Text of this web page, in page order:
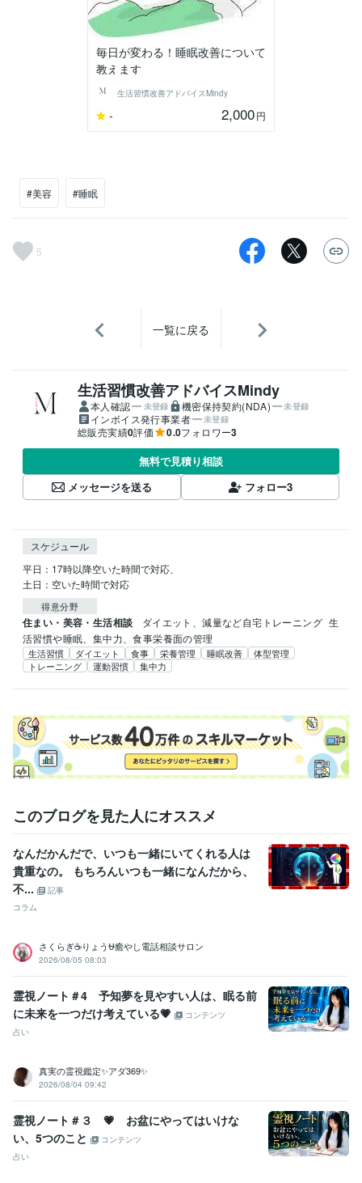
毎日が変わる！睡眠改善について
教えます
生活習慣改善アドバイスMindy
- 2,000円
#美容 #睡眠
5
一覧に戻る
生活習慣改善アドバイスMindy
本人確認 未登録 機密保持契約(NDA) 未登録
インボイス発行事業者 未登録
総販売実績0評価 0.0フォロワー3
無料で見積り相談
メッセージを送る
フォロー3
スケジュール
平日：17時以降空いた時間で対応、
土日：空いた時間で対応
得意分野
住まい・美容・生活相談 ダイエット、減量など自宅トレーニング 生
活習慣や睡眠、集中力、食事栄養面の管理
生活習慣 ダイエット 食事 栄養管理 睡眠改善
体型管理
トレーニング
運動習慣 集中力
このブログを見た人にオススメ
なんだかんだで、いつも一緒にいてくれる人は
貴重なの。 もちろんいつも一緒になんだから、
不...
記事
コラム
さくらぎ☕りょう⛎癒やし電話相談サロン
2026/08/05 08:03
霊視ノート＃4 予知夢を見やすい人は、眠る前
に未来を一つだけ考えている💗
コンテンツ
占い
真実の霊視鑑定✨アダ369✨
2026/08/04 09:42
霊視ノート＃３ 💗 お盆にやってはいけな
い、5つのこと
コンテンツ
占い